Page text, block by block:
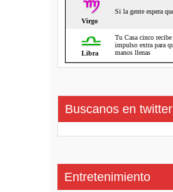
Buscanos en twitter
Entretenimiento